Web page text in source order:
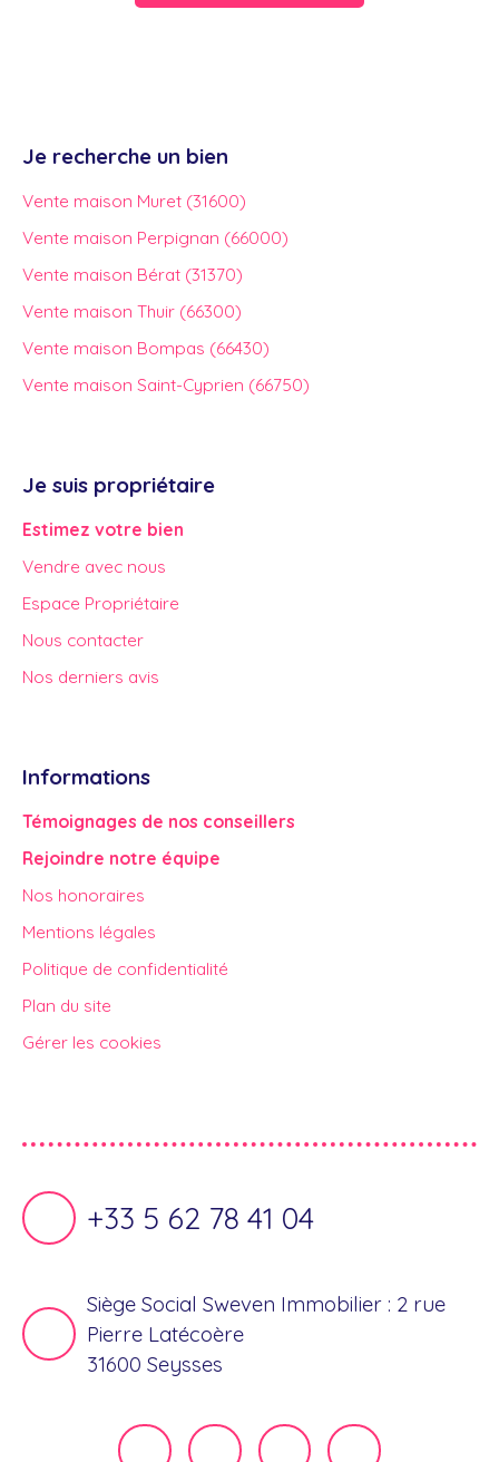
Je recherche un bien
Vente maison Muret (31600)
Vente maison Perpignan (66000)
Vente maison Bérat (31370)
Vente maison Thuir (66300)
Vente maison Bompas (66430)
Vente maison Saint-Cyprien (66750)
Je suis propriétaire
Estimez votre bien
Vendre avec nous
Espace Propriétaire
Nous contacter
Nos derniers avis
Informations
Témoignages de nos conseillers
Rejoindre notre équipe
Nos honoraires
Mentions légales
Politique de confidentialité
Plan du site
Gérer les cookies
+33 5 62 78 41 04
Siège Social Sweven Immobilier : 2 rue
Pierre Latécoère
31600 Seysses